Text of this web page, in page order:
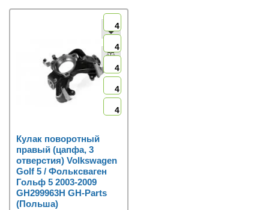
4
4
4
4
4
Кулак поворотный
правый (цапфа, 3
отверстия) Volkswagen
Golf 5 / Фольксваген
Гольф 5 2003-2009
GH299963H GH-Parts
(Польша)